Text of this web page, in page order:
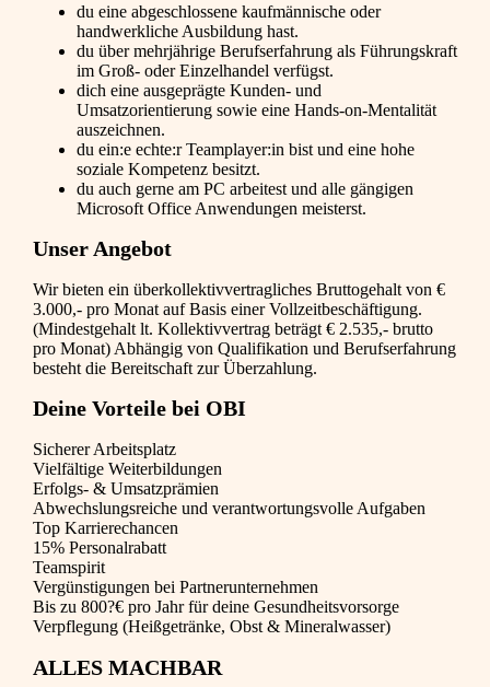
du eine abgeschlossene kaufmännische oder
handwerkliche Ausbildung hast.
du über mehrjährige Berufserfahrung als Führungskraft
im Groß- oder Einzelhandel verfügst.
dich eine ausgeprägte Kunden- und
Umsatzorientierung sowie eine Hands-on-Mentalität
auszeichnen.
du ein:e echte:r Teamplayer:in bist und eine hohe
soziale Kompetenz besitzt.
du auch gerne am PC arbeitest und alle gängigen
Microsoft Office Anwendungen meisterst.
Unser Angebot
Wir bieten ein überkollektivvertragliches Bruttogehalt von €
3.000,- pro Monat auf Basis einer Vollzeitbeschäftigung.
(Mindestgehalt lt. Kollektivvertrag beträgt € 2.535,- brutto
pro Monat) Abhängig von Qualifikation und Berufserfahrung
besteht die Bereitschaft zur Überzahlung.
Deine Vorteile bei OBI
Sicherer Arbeitsplatz
Vielfältige Weiterbildungen
Erfolgs- & Umsatzprämien
Abwechslungsreiche und verantwortungsvolle Aufgaben
Top Karrierechancen
15% Personalrabatt
Teamspirit
Vergünstigungen bei Partnerunternehmen
Bis zu 800?€ pro Jahr für deine Gesundheitsvorsorge
Verpflegung (Heißgetränke, Obst & Mineralwasser)
ALLES MACHBAR